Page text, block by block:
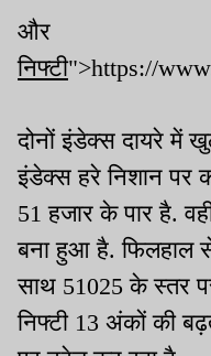
और
निफ्टी">https://
दोनों इंडेक्स दायरे में
इंडेक्स हरे निशान पर
51 हजार के पार है.
बना हुआ है. फिलहाल
साथ 51025 के स्तर
निफ्टी 13 अंकों की